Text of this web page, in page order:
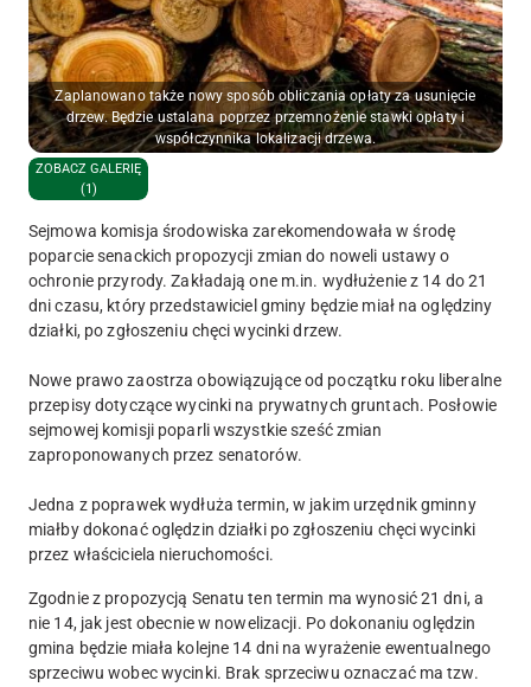
Zaplanowano także nowy sposób obliczania opłaty za usunięcie
drzew. Będzie ustalana poprzez przemnożenie stawki opłaty i
współczynnika lokalizacji drzewa.
ZOBACZ GALERIĘ
(1)
Sejmowa komisja środowiska zarekomendowała w środę
poparcie senackich propozycji zmian do noweli ustawy o
ochronie przyrody. Zakładają one m.in. wydłużenie z 14 do 21
dni czasu, który przedstawiciel gminy będzie miał na oględziny
działki, po zgłoszeniu chęci wycinki drzew.
Nowe prawo zaostrza obowiązujące od początku roku liberalne
przepisy dotyczące wycinki na prywatnych gruntach. Posłowie
sejmowej komisji poparli wszystkie sześć zmian
zaproponowanych przez senatorów.
Jedna z poprawek wydłuża termin, w jakim urzędnik gminny
miałby dokonać oględzin działki po zgłoszeniu chęci wycinki
przez właściciela nieruchomości.
Zgodnie z propozycją Senatu ten termin ma wynosić 21 dni, a
nie 14, jak jest obecnie w nowelizacji. Po dokonaniu oględzin
gmina będzie miała kolejne 14 dni na wyrażenie ewentualnego
sprzeciwu wobec wycinki. Brak sprzeciwu oznaczać ma tzw.